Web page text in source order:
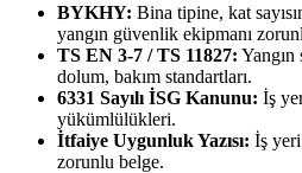
BYKHY: Bina tipine, kat
yangın güvenlik ekipmanı
TS EN 3-7 / TS 11827: Yangın
dolum, bakım standartları.
6331 Sayılı İSG Kanunu: İş
yükümlülükleri.
İtfaiye Uygunluk Yazısı: İş
zorunlu belge.